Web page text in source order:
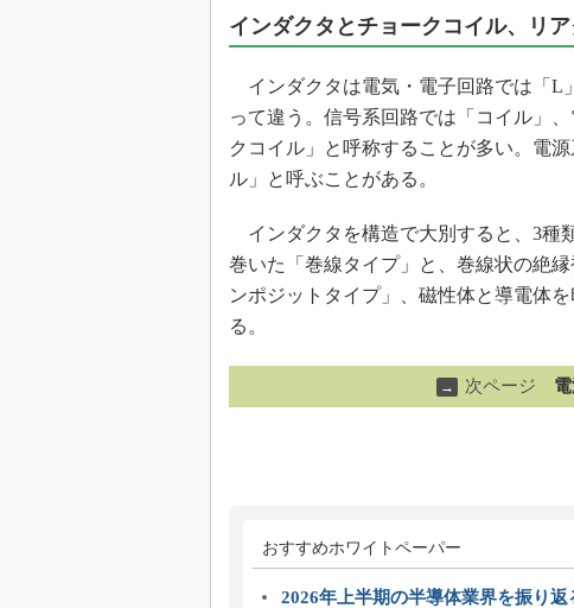
インダクタとチョークコイル、リ
インダクタは電気・電子回路では「L
って違う。信号系回路では「コイル」
クコイル」と呼称することが多い。電
ル」と呼ぶことがある。
インダクタを構造で大別すると、3種
巻いた「巻線タイプ」と、巻線状の絶
ンポジットタイプ」、磁性体と導電体
る。
→ 次ページ
おすすめホワイトペーパー
2026年上半期の半導体業界を振り